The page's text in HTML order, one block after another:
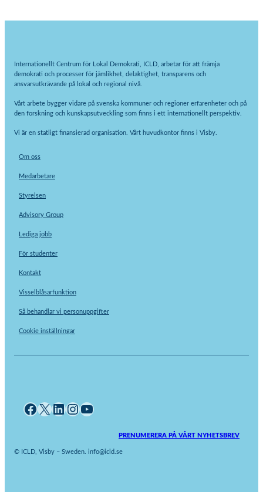
Internationellt Centrum för Lokal Demokrati, ICLD, arbetar för att främja
demokrati och processer för jämlikhet, delaktighet, transparens och
ansvarsutkrävande på lokal och regional nivå.
Vårt arbete bygger vidare på svenska kommuner och regioner erfarenheter och på
den forskning och kunskapsutveckling som finns i ett internationellt perspektiv.
Vi är en statligt finansierad organisation. Vårt huvudkontor finns i Visby.
Om oss
Medarbetare
Styrelsen
Advisory Group
Lediga jobb
För studenter
Kontakt
Visselblåsarfunktion
Så behandlar vi personuppgifter
Cookie inställningar
Facebook X LinkedIn InstagramYouTube
PRENUMERERA PÅ VÅRT NYHETSBREV
© ICLD, Visby – Sweden. info@icld.se
funktionalitet
att försvinna
hemsidan.
Genom att dela
beteende när du
surfar ökar du
personligt
och erbjudanden.